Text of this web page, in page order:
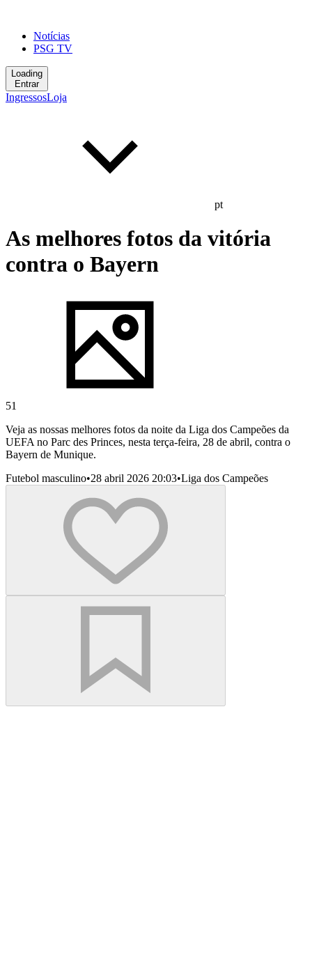
Notícias
PSG TV
Loading
Entrar
IngressosLoja
pt
As melhores fotos da vitória
contra o Bayern
51
Veja as nossas melhores fotos da noite da Liga dos Campeões da
UEFA no Parc des Princes, nesta terça-feira, 28 de abril, contra o
Bayern de Munique.
Futebol masculino•28 abril 2026 20:03•Liga dos Campeões